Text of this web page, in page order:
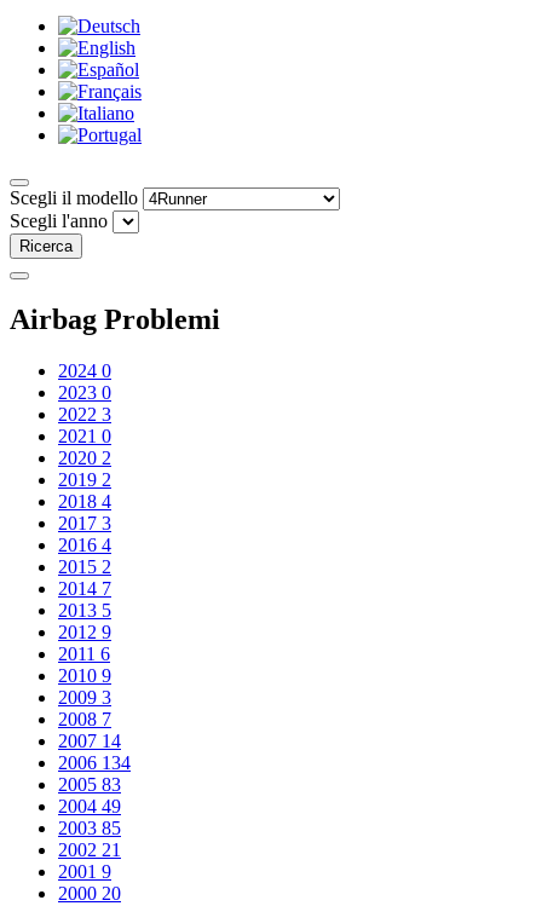
Scegli il modello
Scegli l'anno
Ricerca
Airbag Problemi
2024 0
2023 0
2022 3
2021 0
2020 2
2019 2
2018 4
2017 3
2016 4
2015 2
2014 7
2013 5
2012 9
2011 6
2010 9
2009 3
2008 7
2007 14
2006 134
2005 83
2004 49
2003 85
2002 21
2001 9
2000 20